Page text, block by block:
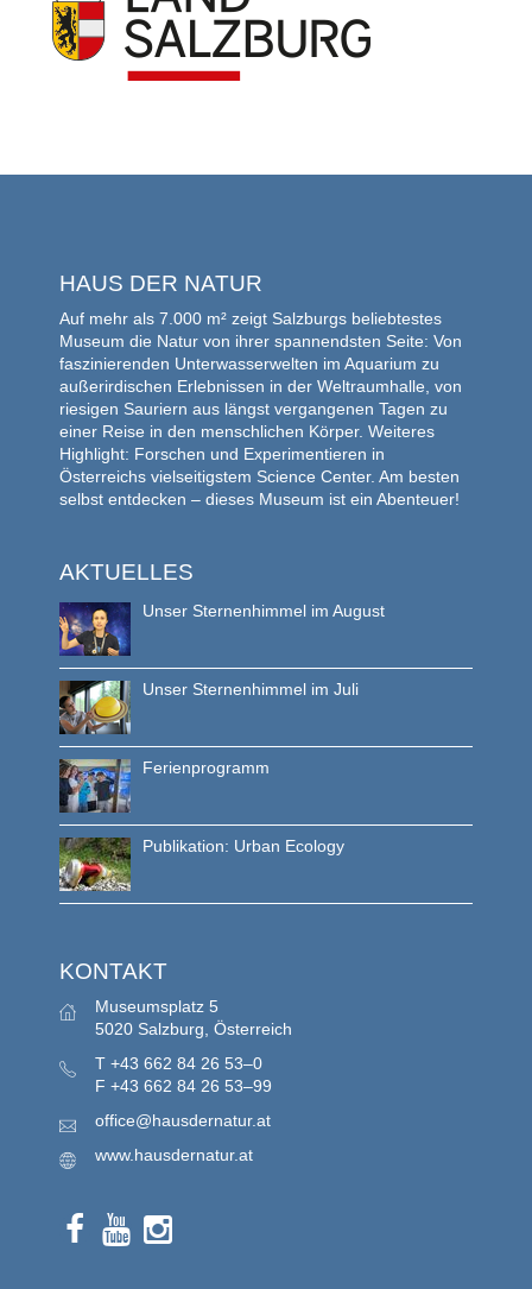
HAUS DER NATUR
Auf mehr als 7.000 m² zeigt Salzburgs beliebtestes
Museum die Natur von ihrer spannendsten Seite: Von
faszinierenden Unterwasserwelten im Aquarium zu
außerirdischen Erlebnissen in der Weltraumhalle, von
riesigen Sauriern aus längst vergangenen Tagen zu
einer Reise in den menschlichen Körper. Weiteres
Highlight: Forschen und Experimentieren in
Österreichs vielseitigstem Science Center. Am besten
selbst entdecken – dieses Museum ist ein Abenteuer!
AKTUELLES
Unser Sternenhimmel im August
Unser Sternenhimmel im Juli
Ferienprogramm
Publikation: Urban Ecology
KONTAKT
Museumsplatz 5
5020 Salzburg, Österreich
T +43 662 84 26 53–0
F +43 662 84 26 53–99
office@hausdernatur.at
www.hausdernatur.at